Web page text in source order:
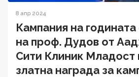
8 апр 2024
Кампания на годината
на проф. Дудов от
Сити Клиник Младост
златна награда за